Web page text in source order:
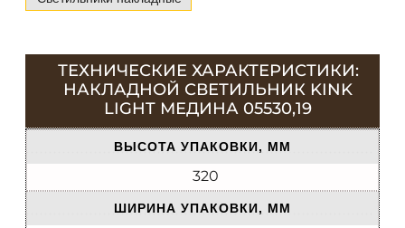
ТЕХНИЧЕСКИЕ ХАРАКТЕРИСТИКИ:
НАКЛАДНОЙ СВЕТИЛЬНИК KINK
LIGHT МЕДИНА 05530,19
ВЫСОТА УПАКОВКИ, ММ
320
ШИРИНА УПАКОВКИ, ММ